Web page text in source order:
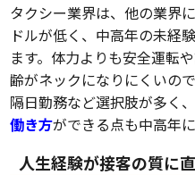
タクシー業界は、他の業界
ドルが低く、中高年の未経
ます。体力よりも安全運転
齢がネックになりにくいの
隔日勤務など選択肢が多く、
働き方ができる点も中高年
人生経験が接客の質に